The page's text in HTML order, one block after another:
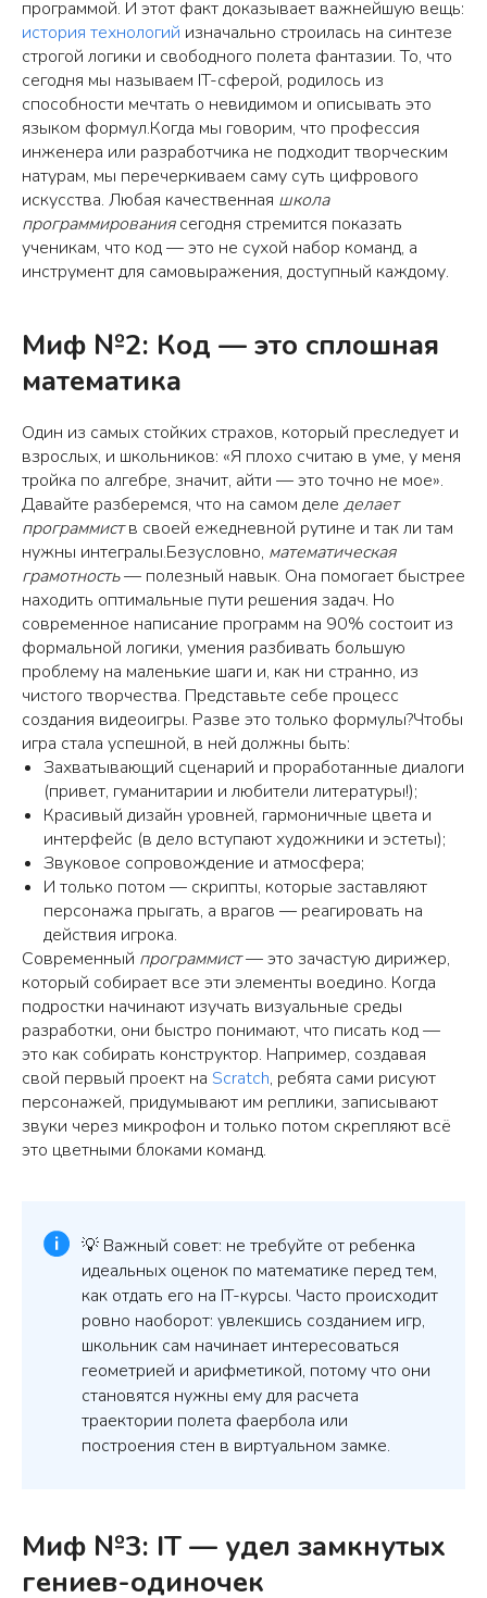
программой. И этот факт доказывает важнейшую вещь:
история технологий изначально строилась на синтезе
строгой логики и свободного полета фантазии. То, что
сегодня мы называем IT-сферой, родилось из
способности мечтать о невидимом и описывать это
языком формул.Когда мы говорим, что профессия
инженера или разработчика не подходит творческим
натурам, мы перечеркиваем саму суть цифрового
искусства. Любая качественная школа
программированиясегодня стремится показать
ученикам, что код — это не сухой набор команд, а
инструмент для самовыражения, доступный каждому.
Миф №2: Код — это сплошная
математика
Один из самых стойких страхов, который преследует и
взрослых, и школьников: «Я плохо считаю в уме, у меня
тройка по алгебре, значит, айти — это точно не мое».
Давайте разберемся, что на самом деле делает
программиств своей ежедневной рутине и так ли там
нужны интегралы.Безусловно, математическая
грамотность— полезный навык. Она помогает быстрее
находить оптимальные пути решения задач. Но
современное написание программ на 90% состоит из
формальной логики, умения разбивать большую
проблему на маленькие шаги и, как ни странно, из
чистого творчества. Представьте себе процесс
создания видеоигры. Разве это только формулы?Чтобы
игра стала успешной, в ней должны быть:
Захватывающий сценарий и проработанные диалоги
(привет, гуманитарии и любители литературы!);
Красивый дизайн уровней, гармоничные цвета и
интерфейс (в дело вступают художники и эстеты);
Звуковое сопровождение и атмосфера;
И только потом — скрипты, которые заставляют
персонажа прыгать, а врагов — реагировать на
действия игрока.
Современный программист— это зачастую дирижер,
который собирает все эти элементы воедино. Когда
подростки начинают изучать визуальные среды
разработки, они быстро понимают, что писать код —
это как собирать конструктор. Например, создавая
свой первый проект на Scratch, ребята сами рисуют
персонажей, придумывают им реплики, записывают
звуки через микрофон и только потом скрепляют всё
это цветными блоками команд.
💡 Важный совет: не требуйте от ребенка
идеальных оценок по математике перед тем,
как отдать его на IT-курсы. Часто происходит
ровно наоборот: увлекшись созданием игр,
школьник сам начинает интересоваться
геометрией и арифметикой, потому что они
становятся нужны ему для расчета
траектории полета фаербола или
построения стен в виртуальном замке.
Миф №3: IT — удел замкнутых
гениев-одиночек